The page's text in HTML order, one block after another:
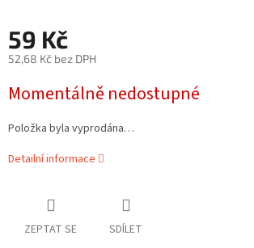
59 Kč
52,68 Kč bez DPH
cena:
Momentálně nedostupné
Položka byla vyprodána…
Detailní informace
ZEPTAT SE SDÍLET